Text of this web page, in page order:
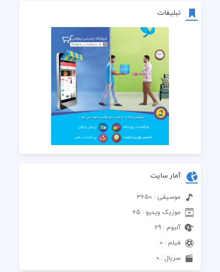
تبلیغات
آمار سایت
موسیقی : 3650
موزیک ویدیو : 65
آلبوم : 29
فیلم : 0
سریال : 0
باید دل ببندم به تنهائیام
بتونم یه تنهای مغرور شم...
خودم رو به تنهایی عادت میدم
معمای سختی شده زندگیم